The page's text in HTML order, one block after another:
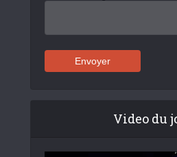
Video du